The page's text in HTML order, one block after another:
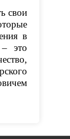
свои
в
– это